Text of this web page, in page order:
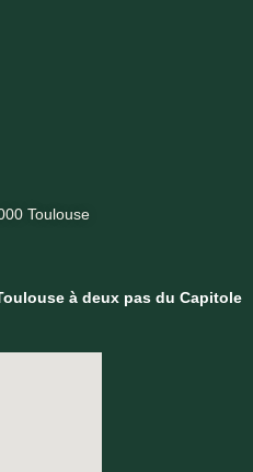
Toulouse
à deux pas du Capitole